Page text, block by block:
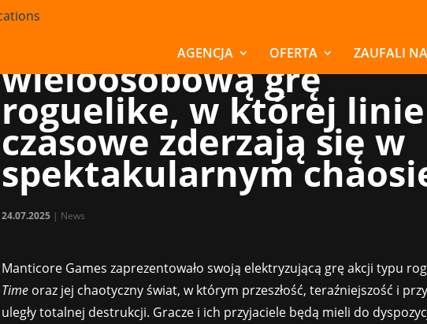
AGENCJA OFERTA ZAUFALI
Manticore Games
przedstawia Out of
wieloosobową grę
roguelike, w której linie
czasowe zderzają się w
spektakularnym
24.07.2025| News
Manticore Games zaprezentowało swoją elektryzującą grę akcji typu
Timeoraz jej chaotyczny świat, w którym przeszłość, teraźniejszość i
uległy totalnej destrukcji. Gracze i ich przyjaciele będą mieli do